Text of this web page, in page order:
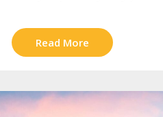
Read More